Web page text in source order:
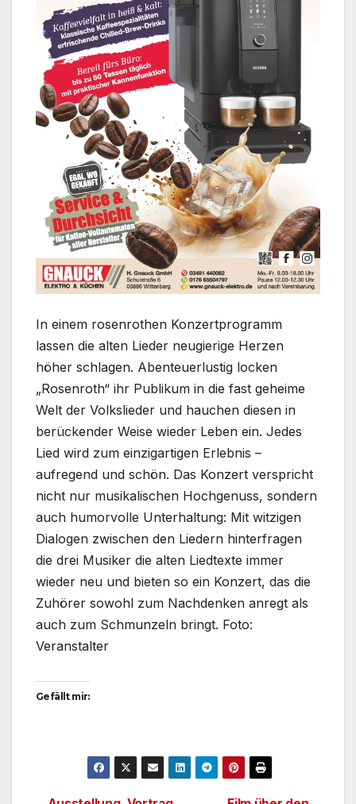
In einem rosenrothen Konzertprogramm
lassen die alten Lieder neugierige Herzen
höher schlagen. Abenteuerlustig locken
„Rosenroth“ ihr Publikum in die fast geheime
Welt der Volkslieder und hauchen diesen in
berückender Weise wieder Leben ein. Jedes
Lied wird zum einzigartigen Erlebnis –
aufregend und schön. Das Konzert verspricht
nicht nur musikalischen Hochgenuss, sondern
auch humorvolle Unterhaltung: Mit witzigen
Dialogen zwischen den Liedern hinterfragen
die drei Musiker die alten Liedtexte immer
wieder neu und bieten so ein Konzert, das die
Zuhörer sowohl zum Nachdenken anregt als
auch zum Schmunzeln bringt. Foto:
Veranstalter
Gefällt mir: